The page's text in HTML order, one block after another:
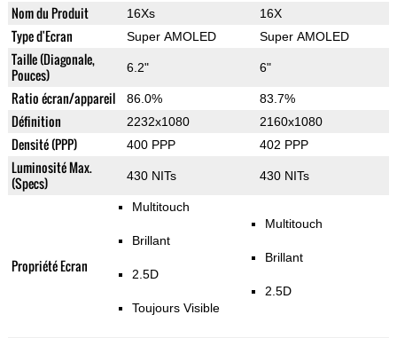
Nom du Produit 16Xs 16X
Type d'Ecran Super AMOLED Super AMOLED
Taille (Diagonale,
Pouces)
6.2" 6"
Ratio écran/appareil 86.0% 83.7%
Définition 2232x1080 2160x1080
Densité (PPP) 400 PPP 402 PPP
Luminosité Max.
(Specs)
430 NITs 430 NITs
Propriété Ecran
Multitouch
Brillant
2.5D
Toujours Visible
Multitouch
Brillant
2.5D